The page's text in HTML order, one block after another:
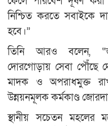
নিশ্চিত করতে সবাইকে
হবে।”
তিনি আরও বলেন,
দোরগোড়ায় সেবা পৌঁছে
মাদক ও অপরাধমুক্ত
উন্নয়নমূলক কর্মকাণ্ড
স্থানীয় সচেতন মহলের